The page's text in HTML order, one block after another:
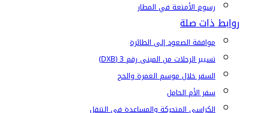
رسوم الأمتعة في المطار
روابط ذات صلة
موافقة الصعود إلى الطائرة
تسيير الرحلات من المبنى رقم 3 (DXB)
السفر خلال موسم العمرة والحج
سفر الأم الحامل
الكراسي المتحركة والمساعدة في التنقل